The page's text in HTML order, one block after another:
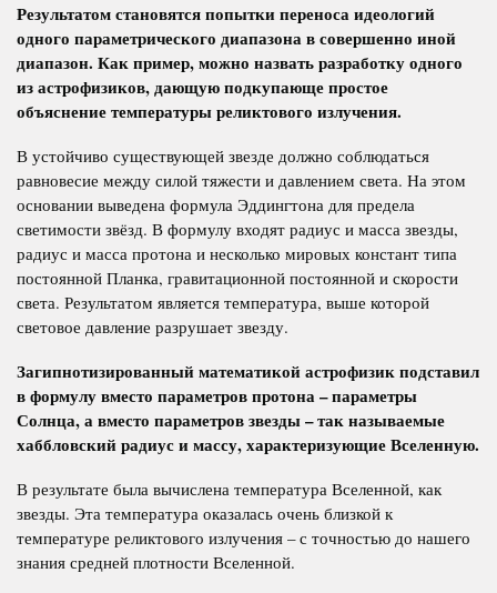
Результатом становятся попытки переноса идеологий
одного параметрического диапазона в совершенно иной
диапазон. Как пример, можно назвать разработку одного
из астрофизиков, дающую подкупающе простое
объяснение температуры реликтового излучения.
В устойчиво существующей звезде должно соблюдаться
равновесие между силой тяжести и давлением света. На этом
основании выведена формула Эддингтона для предела
светимости звёзд. В формулу входят радиус и масса звезды,
радиус и масса протона и несколько мировых констант типа
постоянной Планка, гравитационной постоянной и скорости
света. Результатом является температура, выше которой
световое давление разрушает звезду.
Загипнотизированный математикой астрофизик подставил
в формулу вместо параметров протона – параметры
Солнца, а вместо параметров звезды – так называемые
хаббловский радиус и массу, характеризующие Вселенную.
В результате была вычислена температура Вселенной, как
звезды. Эта температура оказалась очень близкой к
температуре реликтового излучения – с точностью до нашего
знания средней плотности Вселенной.